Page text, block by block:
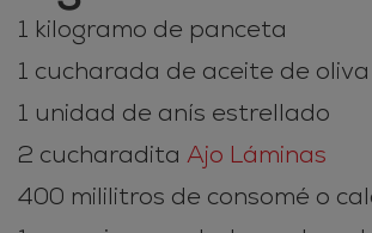
1 kilogramo de panceta
1 cucharada de aceite de oliva
1 unidad de anís estrellado
2 cucharadita Ajo Láminas
400 mililitros de consomé o